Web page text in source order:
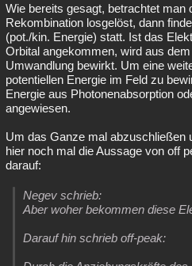
Wie bereits gesagt, betrachtet man
Rekombination losgelöst, dann
(pot./kin. Energie) statt. Ist das
Orbital angekommen, wird aus
Umwandlung bewirkt. Um eine
potentiellen Energie im Feld zu
Energie aus Photonenabsorption
angewiesen.
Um das Ganze mal abzuschließen
hier noch mal die Aussage von off
darauf:
Negev schrieb:
Aber woher bekommen diese
Darauf hin schrieb off-peak: